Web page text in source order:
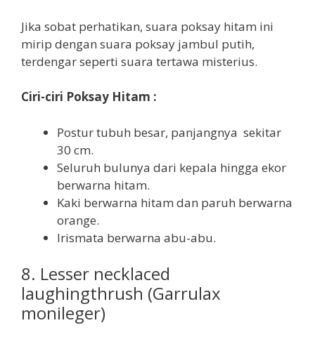
Jika sobat perhatikan, suara poksay hitam ini
mirip dengan suara poksay jambul putih,
terdengar seperti suara tertawa misterius.
Ciri-ciri Poksay Hitam :
Postur tubuh besar, panjangnya sekitar
30 cm.
Seluruh bulunya dari kepala hingga ekor
berwarna hitam.
Kaki berwarna hitam dan paruh berwarna
orange.
Irismata berwarna abu-abu.
8. Lesser necklaced
laughingthrush (Garrulax
monileger)